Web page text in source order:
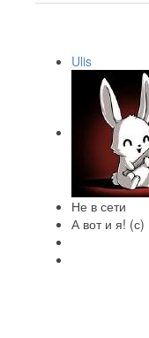
Ulis
Не в сети
А вот и я! (с)